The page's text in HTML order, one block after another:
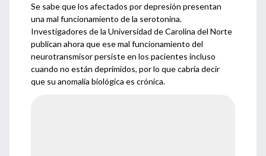
Se sabe que los afectados por depresión presentan
una mal funcionamiento de la serotonina.
Investigadores de la Universidad de Carolina del Norte
publican ahora que ese mal funcionamiento del
neurotransmisor persiste en los pacientes incluso
cuando no están deprimidos, por lo que cabría decir
que su anomalía biológica es crónica.